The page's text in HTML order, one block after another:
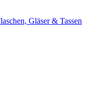
Gläser & Tassen